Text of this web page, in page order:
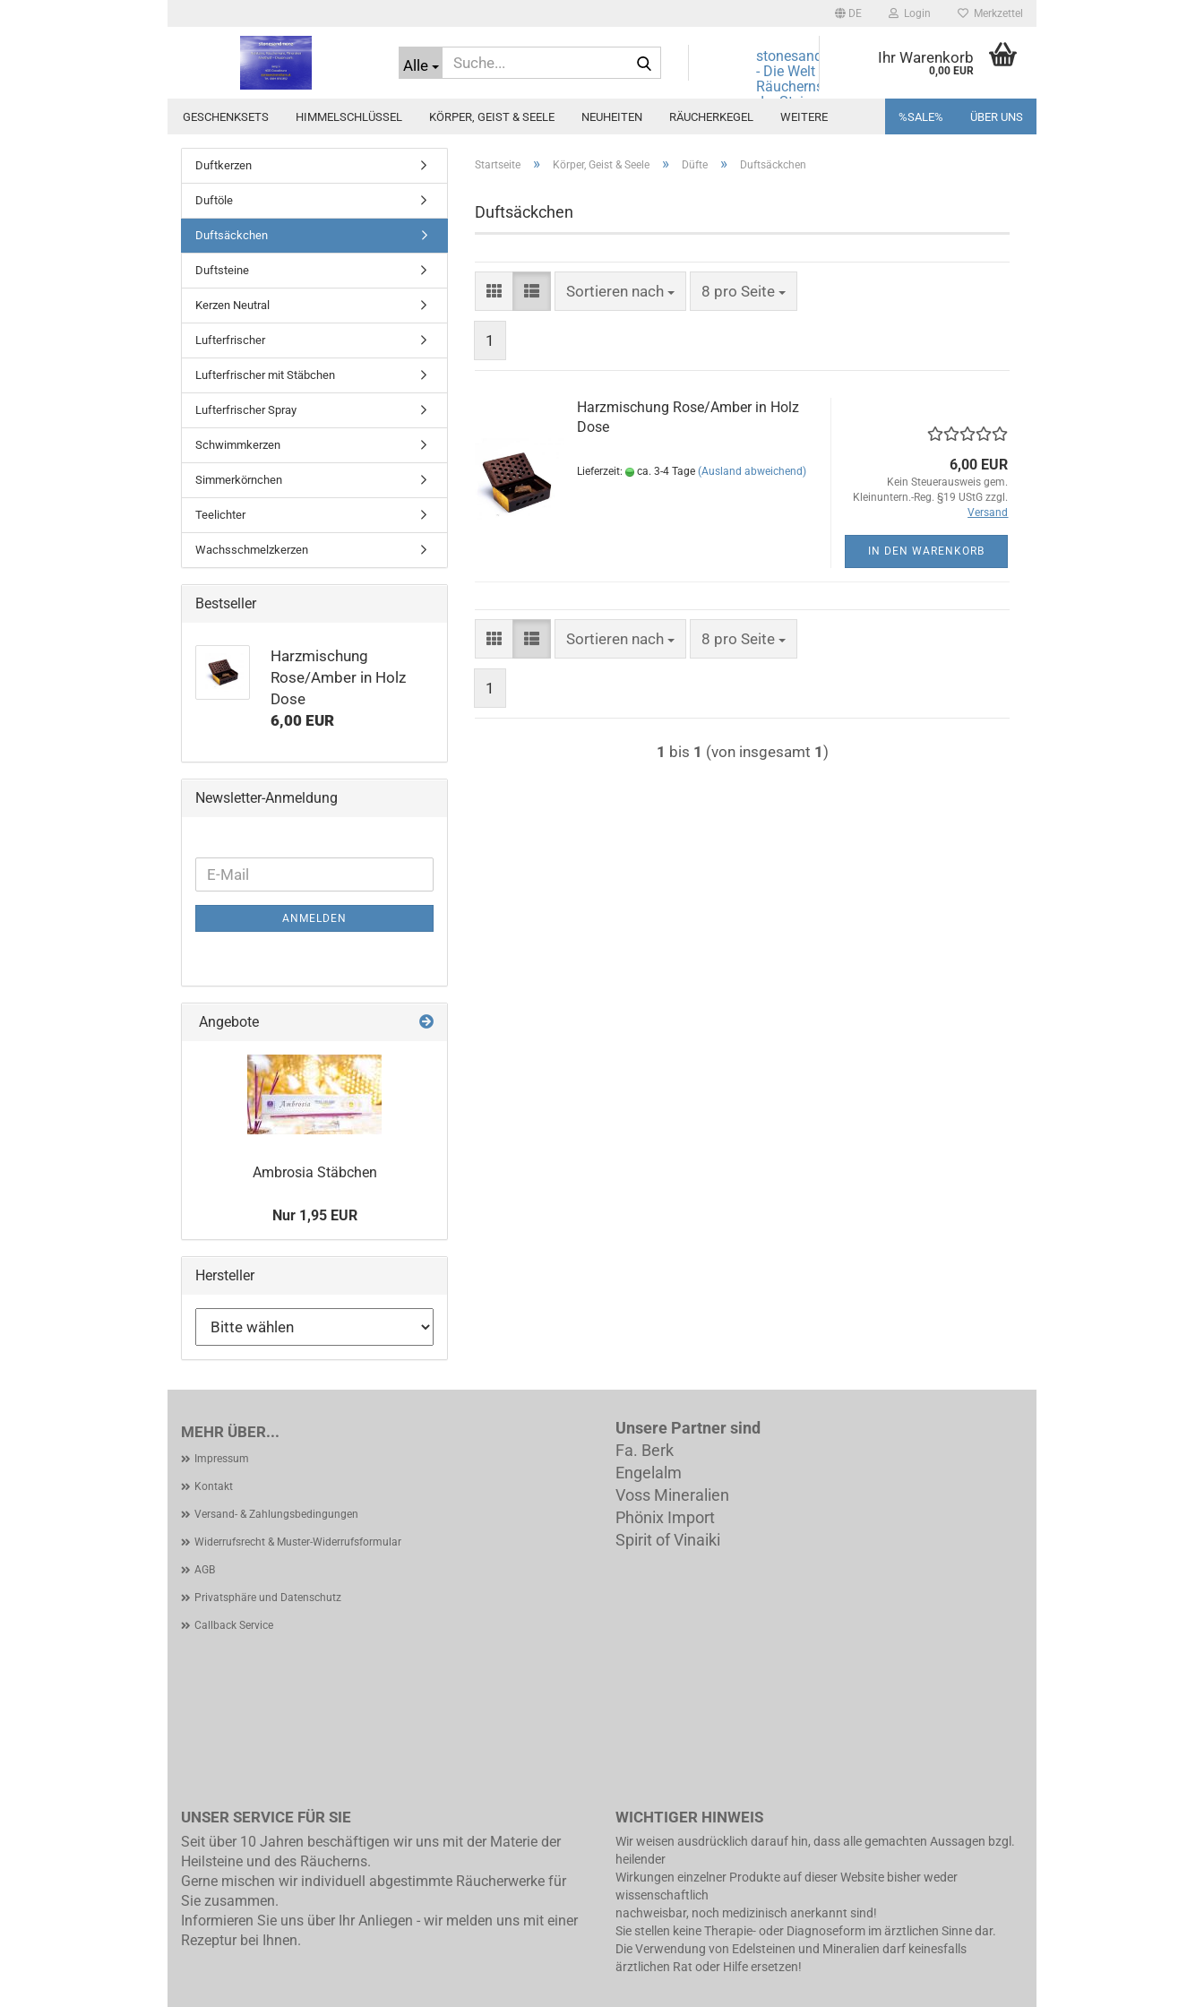
DE Login Merkzettel
Alle
stonesandmore
- Die Welt des
Räucherns und
der Steine!
Ihr Warenkorb
0,00 EUR
GESCHENKSETS HIMMELSCHLÜSSEL KÖRPER, GEIST & SEELE NEUHEITEN RÄUCHERKEGEL %SALE% ÜBER UNS
WEITERE
Startseite » Körper, Geist & Seele » Düfte » Duftsäckchen
Duftsäckchen
Sortieren nach
Sortieren nach 8 pro Seite
pro Seite
1
Harzmischung Rose/Amber in Holz
Dose
Lieferzeit: ca. 3-4 Tage (Ausland abweichend) 6,00 EUR
Kein Steuerausweis gem.
Kleinuntern.-Reg. §19 UStG zzgl.
Versand
IN DEN WARENKORB
Sortieren nach
Sortieren nach 8 pro Seite
pro Seite
1
1 bis 1 (von insgesamt 1)
Duftkerzen
Duftöle
Duftsäckchen
Duftsteine
Kerzen Neutral
Lufterfrischer
Lufterfrischer mit Stäbchen
Lufterfrischer Spray
Schwimmkerzen
Simmerkörnchen
Teelichter
Wachsschmelzkerzen
Bestseller
Harzmischung
Rose/Amber in Holz
Dose
6,00 EUR
Newsletter-Anmeldung
WEITER
ZUR
NEWSLETTER-
ANMELDUNG
E-
ANMELDEN
Angebote
Ambrosia Stäbchen
Nur 1,95 EUR
Hersteller
MEHR ÜBER...
Impressum
Kontakt
Versand- & Zahlungsbedingungen
Widerrufsrecht & Muster-Widerrufsformular
AGB
Privatsphäre und Datenschutz
Callback Service
Unsere Partner sind
Fa. Berk
Engelalm
Voss Mineralien
Phönix Import
Spirit of Vinaiki
UNSER SERVICE FÜR SIE
Seit über 10 Jahren beschäftigen wir uns mit der Materie der
Heilsteine und des Räucherns.
Gerne mischen wir individuell abgestimmte Räucherwerke für
Sie zusammen.
Informieren Sie uns über Ihr Anliegen - wir melden uns mit einer
Rezeptur bei Ihnen.
WICHTIGER HINWEIS
Wir weisen ausdrücklich darauf hin, dass alle gemachten Aussagen bzgl.
heilender
Wirkungen einzelner Produkte auf dieser Website bisher weder
wissenschaftlich
nachweisbar, noch medizinisch anerkannt sind!
Sie stellen keine Therapie- oder Diagnoseform im ärztlichen Sinne dar.
Die Verwendung von Edelsteinen und Mineralien darf keinesfalls
ärztlichen Rat oder Hilfe ersetzen!